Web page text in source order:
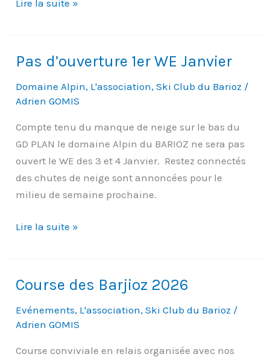
Ouverture
Lire la suite »
Pas d’ouverture 1er WE Janvier
Domaine Alpin, L'association,Ski Club du Barioz /
Adrien GOMIS
Compte tenu du manque de neige sur le bas du
GD PLAN le domaine Alpin du BARIOZ ne sera pas
ouvert le WE des 3 et 4 Janvier. Restez connectés
des chutes de neige sont annoncées pour le
milieu de semaine prochaine.
Pas
WE
Janvier
Lire la suite »
Course des Barjioz 2026
Evénements, L'association,Ski Club du Barioz /
Adrien GOMIS
Course conviviale en relais organisée avec nos